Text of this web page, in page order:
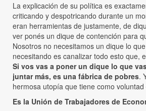
La explicación de su política es
criticando y despotricando durante un
eran herramientas de justamente, de
ver ponés un dique de contención para
Nosotros no necesitamos un dique lo
necesitando es canalizar todo esto que,
Si vos vas a poner un dique lo que
juntar más, es una fábrica de pobres.
hermosa utopía que tiene como
Es la Unión de Trabajadores de